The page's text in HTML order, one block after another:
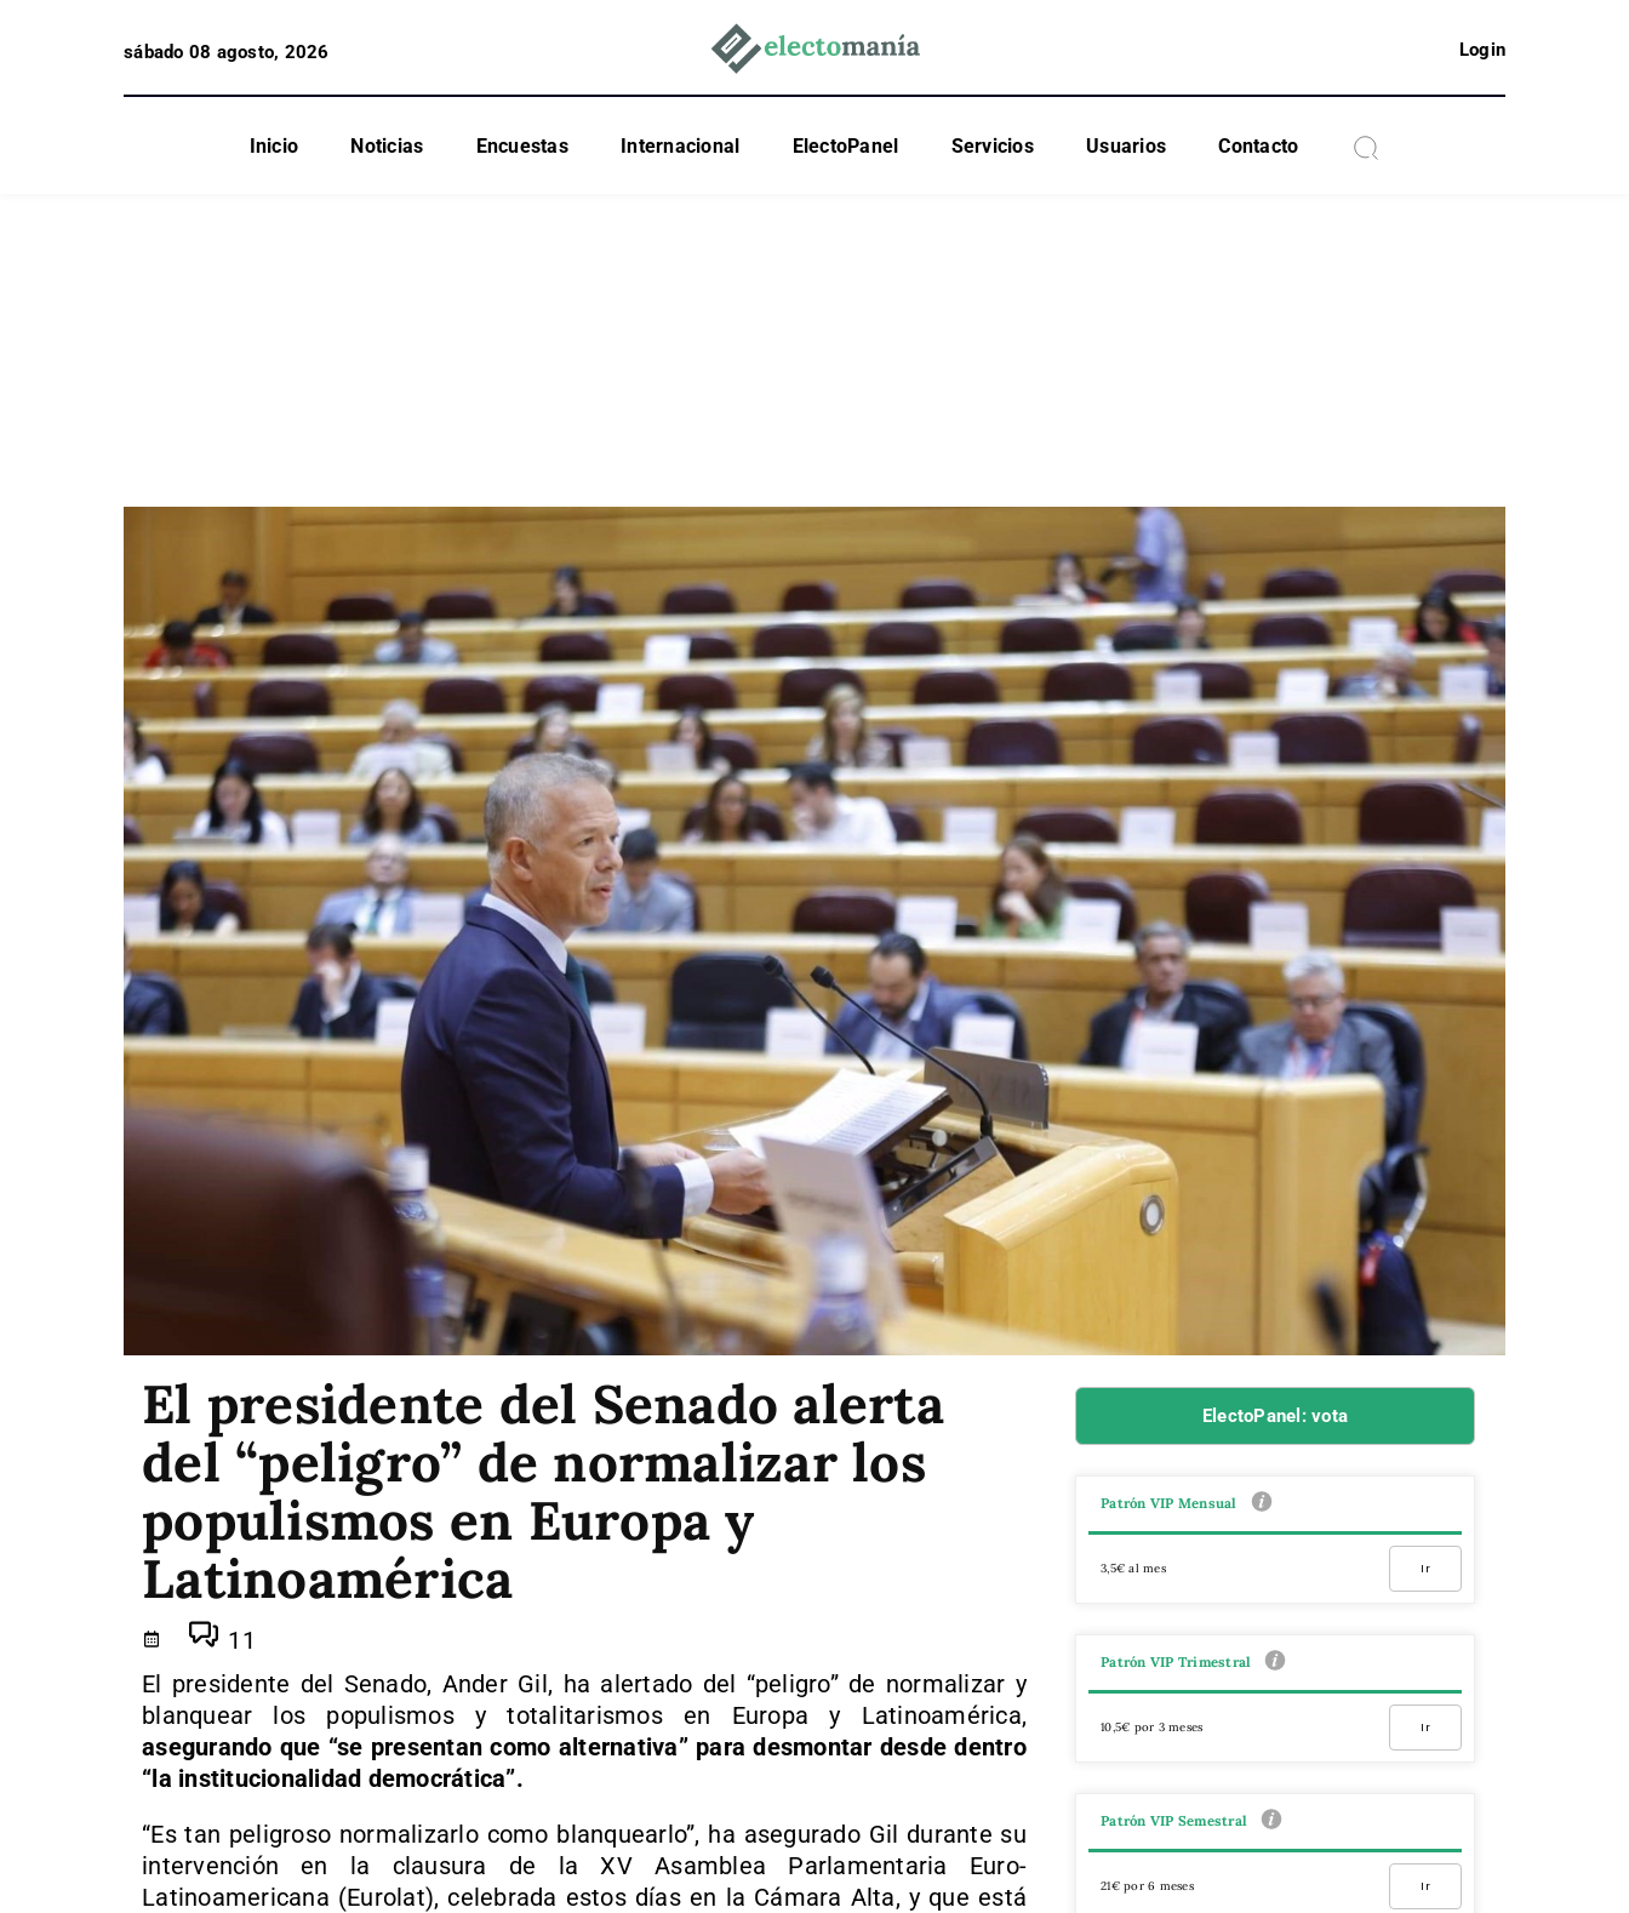
sábado 08 agosto, 2026 Login
Inicio Noticias Encuestas Internacional ElectoPanel Servicios Usuarios Contacto
El presidente del Senado alerta
del “peligro” de normalizar los
populismos en Europa y
Latinoamérica
11
El presidente del Senado, Ander Gil, ha alertado del “peligro” de normalizar y
blanquear los populismos y totalitarismos en Europa y Latinoamérica,
asegurando que “se presentan como alternativa” para desmontar desde dentro
“la institucionalidad democrática”.
“Es tan peligroso normalizarlo como blanquearlo”, ha asegurado Gil durante su
intervención en la clausura de la XV Asamblea Parlamentaria Euro-
Latinoamericana (Eurolat), celebrada estos días en la Cámara Alta, y que está
ElectoPanel: vota
Patrón VIP Mensual
3,5€ al mes Ir
Patrón VIP Trimestral
10,5€ por 3 meses Ir
Patrón VIP Semestral
21€ por 6 meses Ir